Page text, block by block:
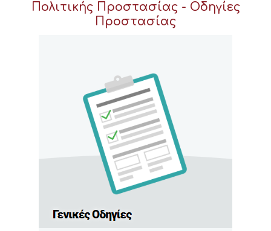
Πολιτικής Προστασίας - Οδηγίες
Προστασίας